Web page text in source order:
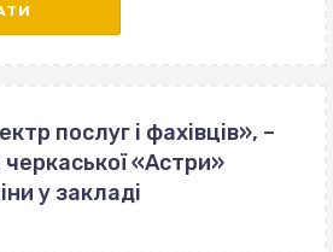
послуг і фахівців», –
«Астри»
у закладі